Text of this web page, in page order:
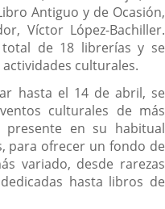
Antiguo y de Ocasión,
Víctor López-Bachiller.
total de 18 librerías y se
culturales.
hasta el 14 de abril, se
culturales de más
en su habitual
para ofrecer un fondo de
variado, desde rarezas
hasta libros de